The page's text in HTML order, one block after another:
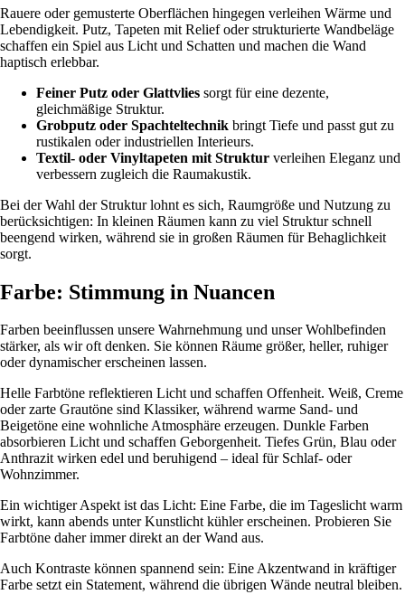
Rauere oder gemusterte Oberflächen hingegen verleihen Wärme und
Lebendigkeit. Putz, Tapeten mit Relief oder strukturierte Wandbeläge
schaffen ein Spiel aus Licht und Schatten und machen die Wand
haptisch erlebbar.
Feiner Putz oder Glattvlies sorgt für eine dezente,
gleichmäßige Struktur.
Grobputz oder Spachteltechnik bringt Tiefe und passt gut zu
rustikalen oder industriellen Interieurs.
Textil- oder Vinyltapeten mit Struktur verleihen Eleganz und
verbessern zugleich die Raumakustik.
Bei der Wahl der Struktur lohnt es sich, Raumgröße und Nutzung zu
berücksichtigen: In kleinen Räumen kann zu viel Struktur schnell
beengend wirken, während sie in großen Räumen für Behaglichkeit
sorgt.
Farbe: Stimmung in Nuancen
Farben beeinflussen unsere Wahrnehmung und unser Wohlbefinden
stärker, als wir oft denken. Sie können Räume größer, heller, ruhiger
oder dynamischer erscheinen lassen.
Helle Farbtöne reflektieren Licht und schaffen Offenheit. Weiß, Creme
oder zarte Grautöne sind Klassiker, während warme Sand- und
Beigetöne eine wohnliche Atmosphäre erzeugen. Dunkle Farben
absorbieren Licht und schaffen Geborgenheit. Tiefes Grün, Blau oder
Anthrazit wirken edel und beruhigend – ideal für Schlaf- oder
Wohnzimmer.
Ein wichtiger Aspekt ist das Licht: Eine Farbe, die im Tageslicht warm
wirkt, kann abends unter Kunstlicht kühler erscheinen. Probieren Sie
Farbtöne daher immer direkt an der Wand aus.
Auch Kontraste können spannend sein: Eine Akzentwand in kräftiger
Farbe setzt ein Statement, während die übrigen Wände neutral bleiben.